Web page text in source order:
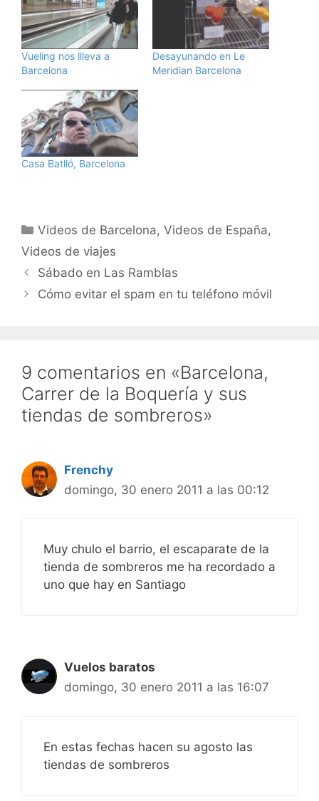
Vueling nos llleva a
Barcelona
Desayunando en Le
Meridian Barcelona
Casa Batlló, Barcelona
Categorías
Videos de Barcelona,Videos de España,
Videos de viajes
Sábado en Las Ramblas
Cómo evitar el spam en tu teléfono móvil
9 comentarios en «Barcelona,
Carrer de la Boquería y sus
tiendas de sombreros»
Frenchy
domingo, 30 enero 2011 a las 00:12
Muy chulo el barrio, el escaparate de la
tienda de sombreros me ha recordado a
uno que hay en Santiago
Vuelos baratos
domingo, 30 enero 2011 a las 16:07
En estas fechas hacen su agosto las
tiendas de sombreros